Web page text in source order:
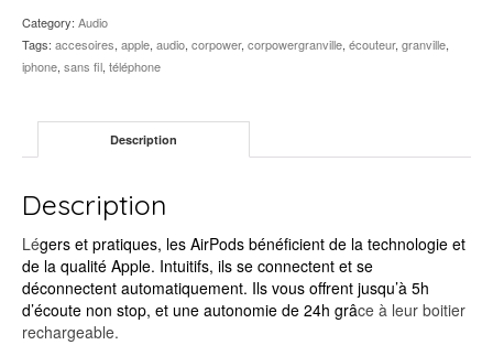
quantity
Category: Audio
Tags: accesoires, apple, audio, corpower, corpowergranville, écouteur, granville,
iphone, sans fil, téléphone
Description
Description
Légers et pratiques, les AirPods bénéficient de la technologie et
de la qualité Apple. Intuitifs, ils se connectent et se
déconnectent automatiquement. Ils vous offrent jusqu’à 5h
d’écoute non stop, et une autonomie de 24h grâce à leur boitier
rechargeable.